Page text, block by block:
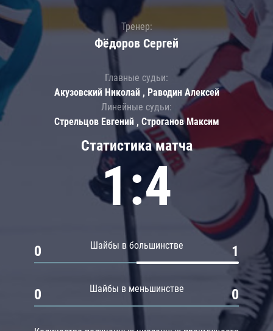
Статистика матча
1:4
Шайбы в большинстве
0 1
Шайбы в меньшинстве
0 0
Тренер:
Фёдоров Сергей
Главные судьи:
Акузовский Николай , Раводин Алексей
Линейные судьи:
Стрельцов Евгений , Строганов Максим